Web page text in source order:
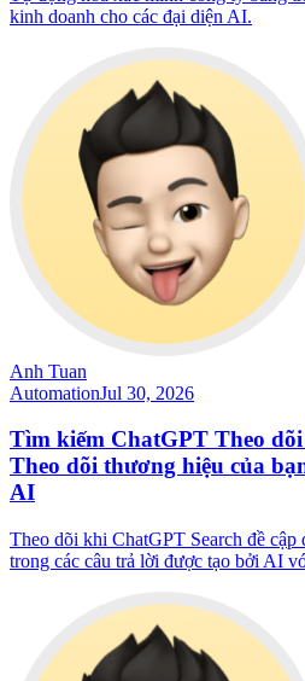
kinh doanh cho các đại diện AI.
Anh Tuan
AutomationJul 30, 2026
Tìm kiếm ChatGPT Theo
Theo dõi thương hiệu của
AI
Theo dõi khi ChatGPT Search đề cập
trong các câu trả lời được tạo bởi AI